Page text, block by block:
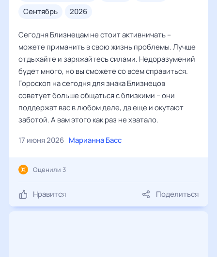
сентябрь
2026
Сегодня Близнецам не стоит активничать –
можете приманить в свою жизнь проблемы. Лучше
отдыхайте и заряжайтесь силами. Недоразумений
будет много, но вы сможете со всем справиться.
Гороскоп на сегодня для знака Близнецов
советует больше общаться с близкими – они
поддержат вас в любом деле, да еще и окутают
заботой. А вам этого как раз не хватало.
17 июня 2026 Марианна Басс
Нравится Поделиться
Оценили 3